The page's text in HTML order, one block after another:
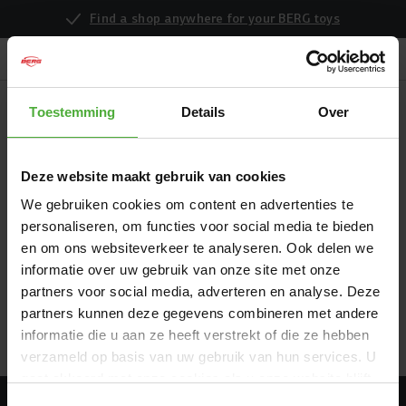
Toestemming Details Over
Deze website maakt gebruik van cookies
We gebruiken cookies om content en advertenties te
personaliseren, om functies voor social media te bieden
en om ons websiteverkeer te analyseren. Ook delen we
informatie over uw gebruik van onze site met onze
partners voor social media, adverteren en analyse. Deze
partners kunnen deze gegevens combineren met andere
informatie die u aan ze heeft verstrekt of die ze hebben
verzameld op basis van uw gebruik van hun services. U
Find a shop anywhere for your BERG toys
YOUR WISHLIST IS EMPTY
Loginorcreate an accountto save your wish list for later.
CONTINUE SHOPPING